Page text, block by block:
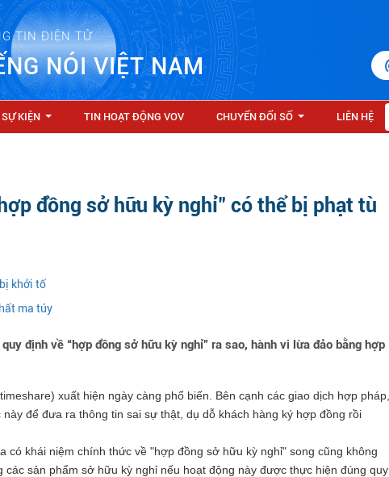
TIN ĐIỆN TỬ
NÓI VIỆT NAM
KIỆN TIN HOẠT ĐỘNG VOV CHUYỂN ĐỔI SỐ LIÊN HỆ
đồng sở hữu kỳ nghỉ" có thể bị phạt tù
khởi tố
ma túy
định về “hợp đồng sở hữu kỳ nghỉ” ra sao, hành vi lừa đảo bằng hợp
xuất hiện ngày càng phổ biến. Bên cạnh các giao dịch hợp pháp,
để đưa ra thông tin sai sự thật, dụ dỗ khách hàng ký hợp đồng rồi
có khái niệm chính thức về "hợp đồng sở hữu kỳ nghỉ" song cũng không
sản phẩm sở hữu kỳ nghỉ nếu hoạt động này được thực hiện đúng quy